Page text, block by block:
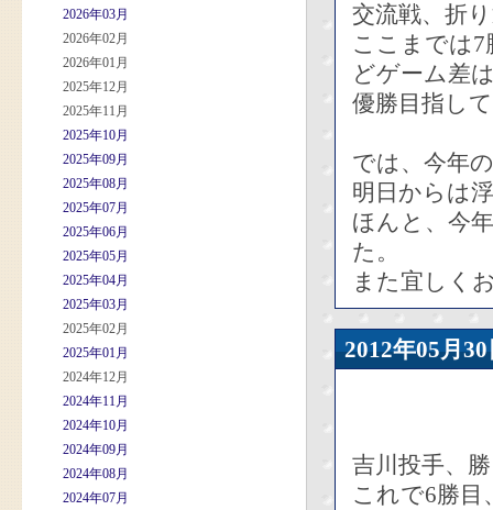
2026年03月
2026年02月
2026年01月
2025年12月
2025年11月
2025年10月
2025年09月
2025年08月
2025年07月
2025年06月
2025年05月
2025年04月
2025年03月
2025年02月
2025年01月
2024年12月
2024年11月
2024年10月
2024年09月
2024年08月
2024年07月
交流戦、折
ここまでは
どゲーム差
優勝目指し
では、今年
明日からは
ほんと、今
た。
また宜しく
2012年05
吉川投手、
これで6勝目